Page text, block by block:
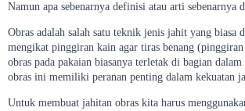
Namun apa sebenarnya definisi atau arti sebenarnya
Obras adalah salah satu teknik jenis jahit yang biasa
mengikat pinggiran kain agar tiras benang
obras pada pakaian biasanya terletak di bagian
obras ini memiliki peranan penting dalam kekuatan
Untuk membuat jahitan obras kita harus